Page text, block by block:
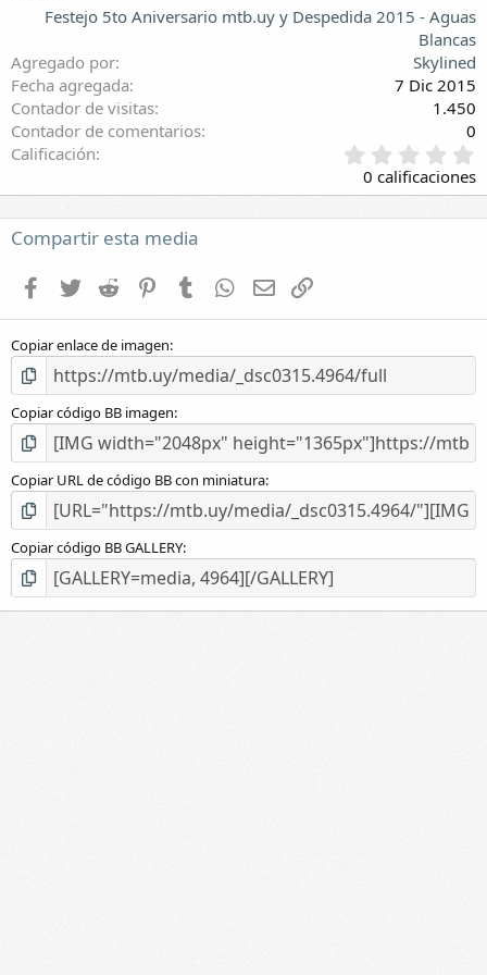
Festejo 5to Aniversario mtb.uy y Despedida 2015 - Aguas
Blancas
Agregado por
Skylined
Fecha agregada
7 Dic 2015
Contador de visitas
1.450
Contador de comentarios
0
Calificación
,
0
0
(
)
0 calificaciones
Compartir esta media
Facebook
Twitter Reddit PinterestTumblr WhatsApp
E-mail
Copiar enlace de imagen
Copiar código BB imagen
Copiar URL de código BB con miniatura
Copiar código BB GALLERY